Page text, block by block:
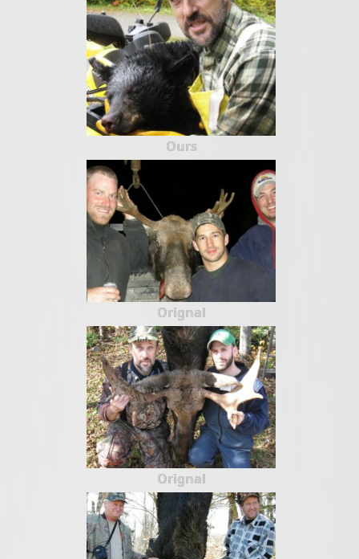
Ours
Orignal
Orignal